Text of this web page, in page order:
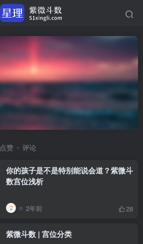
点赞 评论
你的孩子是不是特别能说会道？紫微斗
数宫位浅析
2年前 28
紫微斗数 | 宫位分类